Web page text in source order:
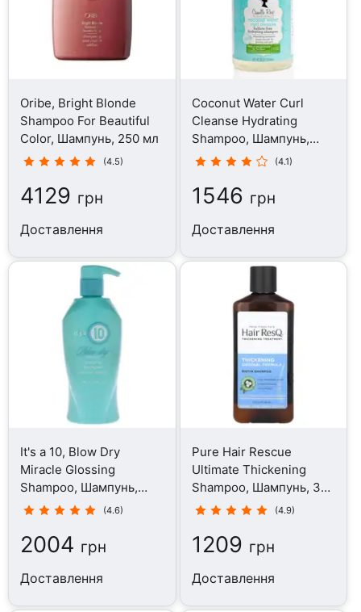
Oribe, Bright Blonde
Shampoo For Beautiful
Color, Шампунь, 250 мл
(4.5)
4129 грн
Доставлення
Coconut Water Curl
Cleanse Hydrating
Shampoo, Шампунь,
354 мл
(4.1)
1546 грн
Доставлення
It's a 10, Blow Dry
Miracle Glossing
Shampoo, Шампунь,
295.7 мл
(4.6)
2004 грн
Доставлення
Pure Hair Rescue
Ultimate Thickening
Shampoo, Шампунь, 355
мл
(4.9)
1209 грн
Доставлення